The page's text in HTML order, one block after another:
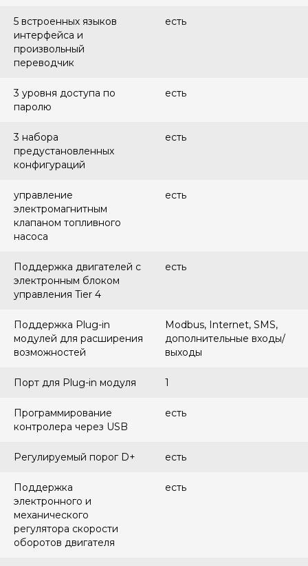
5 встроенных языков
интерфейса и
произвольный
переводчик
есть
3 уровня доступа по
паролю
есть
3 набора
предустановленных
конфигураций
есть
управление
электромагнитным
клапаном топливного
насоса
есть
Поддержка двигателей с
электронным блоком
управления Tier 4
есть
Поддержка Plug-in
модулей для расширения
возможностей
Modbus, Internet, SMS,
дополнительные входы/
выходы
Порт для Plug-in модуля 1
Программирование
контролера через USB
есть
Регулируемый порог D+ есть
Поддержка
электронного и
механического
регулятора скорости
оборотов двигателя
есть